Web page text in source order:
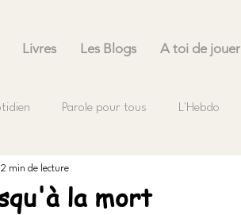
Livres Les Blogs A toi de jouer
Parole pour tous L'Hebdo
la mort
2 min de lecture